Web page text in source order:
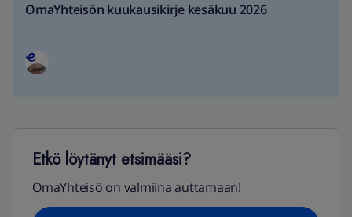
OmaYhteisön kuukausikirje kesäkuu 2026
Etkö löytänyt etsimääsi?
OmaYhteisö on valmiina auttamaan!